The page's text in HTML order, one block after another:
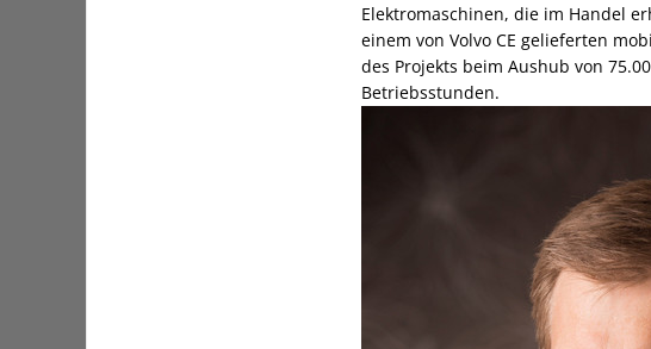
Elektromaschinen, die im Handel
einem von Volvo CE gelieferten
des Projekts beim Aushub von
Betriebsstunden.